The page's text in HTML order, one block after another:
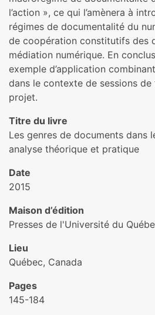
l’action », ce qui l’amènera à
régimes de documentalité du
de coopération constitutifs des
médiation numérique. En
exemple d’application
dans le contexte de sessions
projet.
Titre du livre
Les genres de documents dans
analyse théorique et pratique
Date
2015
Maison d’édition
Presses de l'Université du
Lieu
Québec, Canada
Pages
145-184